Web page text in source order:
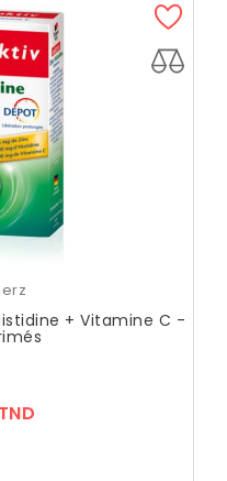
+ Vitamine C -